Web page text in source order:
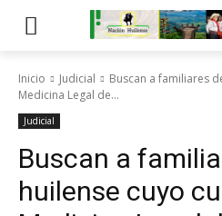
Inicio Judicial
Buscan a familiares
Medicina Legal de...
Judicial
Buscan a
huilense cuyo